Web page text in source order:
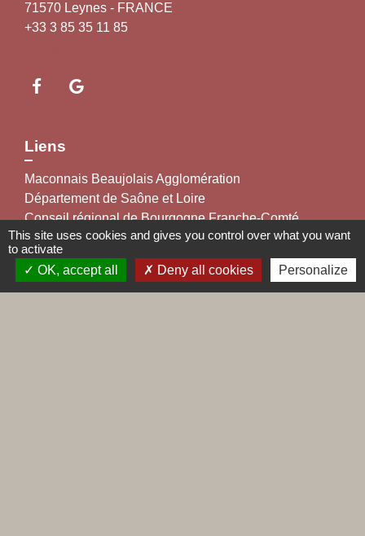
71570 Leynes - FRANCE
+33 3 85 35 11 85
Liens
Maconnais Beaujolais Agglomération
Département de Saône et Loire
Conseil régional de Bourgogne Franche-Comté
Préfecture de Saône et Loire
Labels
This site uses cookies and gives you control over what you want
to activate
OK, accept all
Deny all cookies Personalize